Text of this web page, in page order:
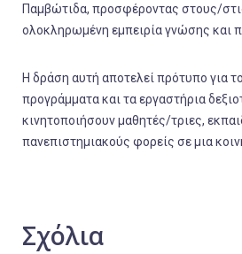
Παμβώτιδα, προσφέροντας στους/
ολοκληρωμένη εμπειρία γνώσης και
Η δράση αυτή αποτελεί πρότυπο για
προγράμματα και τα εργαστήρια
κινητοποιήσουν μαθητές/τριες,
πανεπιστημιακούς φορείς σε μια
Σχόλια